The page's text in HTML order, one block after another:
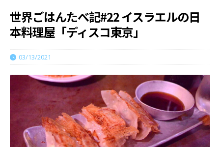
世界ごはんたべ記#22 イスラエルの日
本料理屋「ディスコ東京」
03/13/2021